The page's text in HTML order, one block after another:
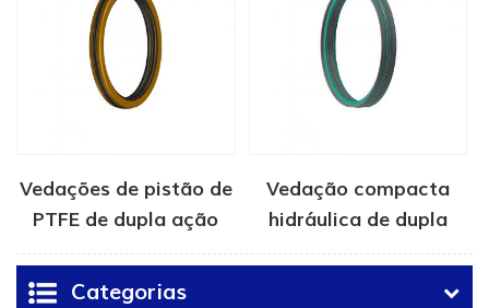
Vedações de pistão de
PTFE de dupla ação
Vedação compacta
hidráulica de dupla
ação
Categorias